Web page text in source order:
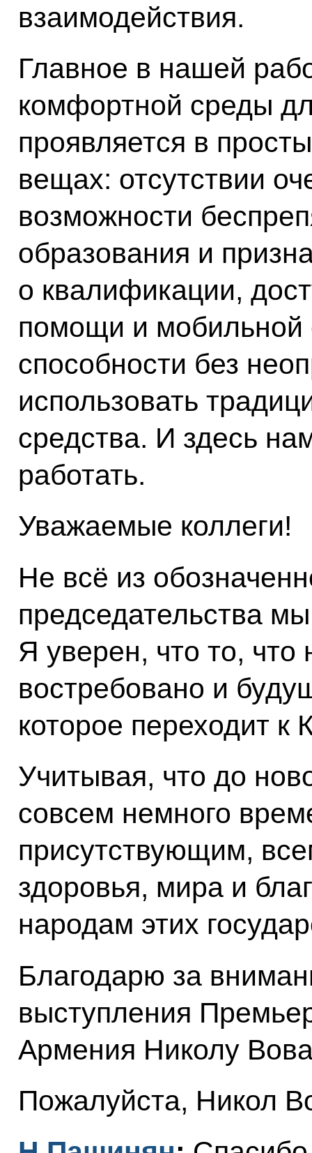
взаимодействия.
Главное в нашей
комфортной среды
проявляется в
вещах: отсутствии
возможности
образования и
о квалификации,
помощи и мобильной
способности без
использовать
средства. И здесь
работать.
Уважаемые коллеги!
Не всё из
председательства
Я уверен, что то, что
востребовано и
которое переходит к
Учитывая, что до
совсем немного
присутствующим,
здоровья, мира и
народам этих
Благодарю за
выступления
Армения Николу
Пожалуйста, Никол